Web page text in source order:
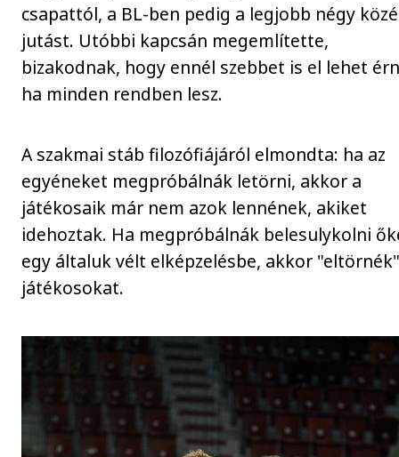
csapattól, a BL-ben pedig a legjobb négy közé
jutást. Utóbbi kapcsán megemlítette,
bizakodnak, hogy ennél szebbet is el lehet
ha minden rendben lesz.
A szakmai stáb filozófiájáról elmondta: ha az
egyéneket megpróbálnák letörni, akkor a
játékosaik már nem azok lennének, akiket
idehoztak. Ha megpróbálnák belesulykolni
egy általuk vélt elképzelésbe, akkor
játékosokat.